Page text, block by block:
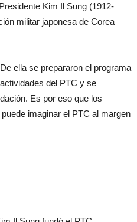
Kim Il Sung (1912-
militar japonesa de Corea
ella se prepararon el programa
del PTC y se
Es por eso que los
imaginar el PTC al margen